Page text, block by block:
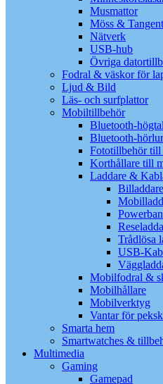
Musmattor
Möss &
Nätverk
USB-hub
Övriga
Fodral & väskor för
Ljud & Bild
Läs- och surfplattor
Mobiltillbehör
Bluetooth-
Bluetooth-
Fototillbehör till
Korthållare till
Laddare &
Billaddare
Trådlösa
USB-
Mobilfodral &
Mobilhållare
Mobilverktyg
Vantar för
Smarta hem
Smartwatches &
Multimedia
Gaming
Gamepad